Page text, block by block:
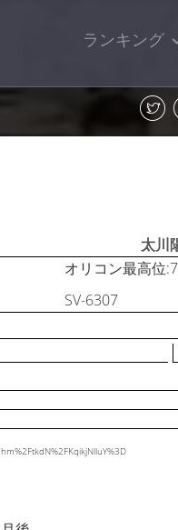
ランキング
太川
オリコン最高位
SV-6307